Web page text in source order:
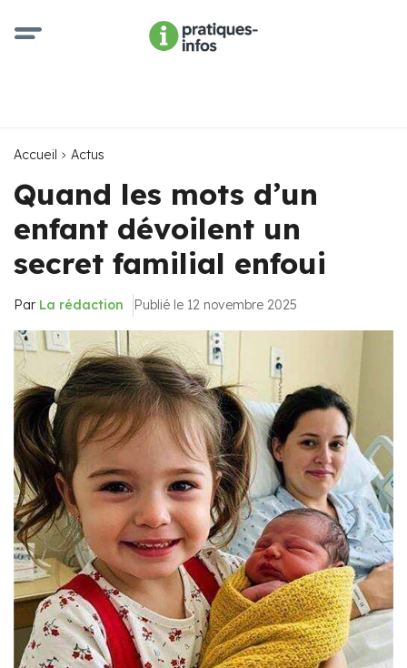
Accueil Actus
Quand les mots d’un
enfant dévoilent un
secret familial enfoui
Par La rédaction Publié le 12 novembre 2025